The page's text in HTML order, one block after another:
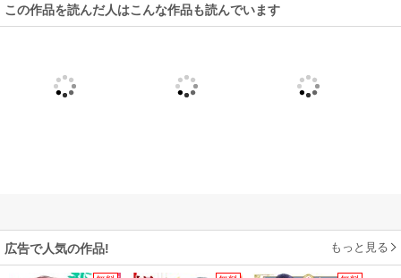
この作品を読んだ人はこんな作品も読んでいます
広告で人気の作品! もっと見る